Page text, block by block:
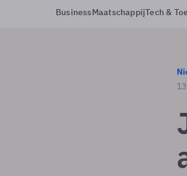
BusinessMaatschappijTech &